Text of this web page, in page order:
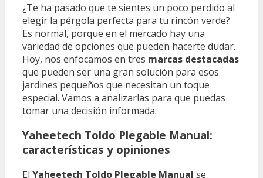
¿Te ha pasado que te sientes un poco perdido al
elegir la pérgola perfecta para tu rincón verde?
Es normal, porque en el mercado hay una
variedad de opciones que pueden hacerte dudar.
Hoy, nos enfocamos en tres marcas destacadas
que pueden ser una gran solución para esos
jardines pequeños que necesitan un toque
especial. Vamos a analizarlas para que puedas
tomar una decisión informada.
Yaheetech Toldo Plegable Manual:
características y opiniones
El Yaheetech Toldo Plegable Manual se